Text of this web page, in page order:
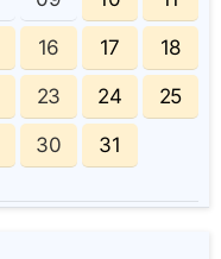
16 17 18
23 24 25
30 31